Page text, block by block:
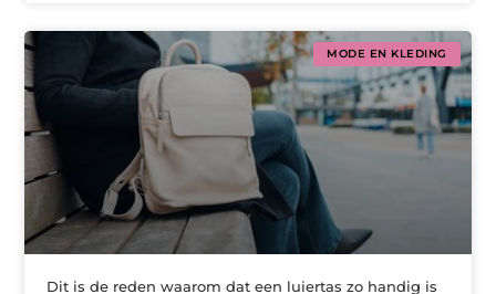
MODE EN KLEDING
Dit is de reden waarom dat een luiertas zo handig is